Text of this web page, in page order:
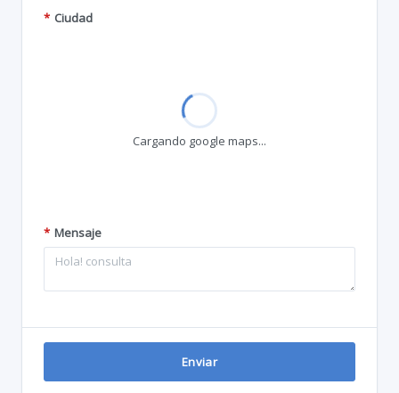
* Ciudad
Cargando google maps...
* Mensaje
Enviar